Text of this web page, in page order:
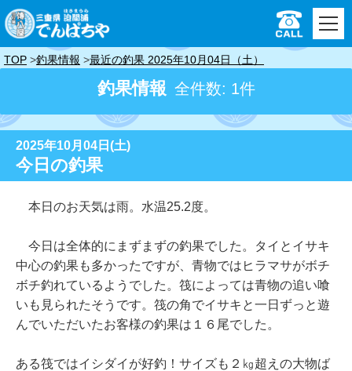
TOP 釣果情報 最近の釣果 2025年10月04日（土）
釣果情報 全件数: 1件
2025年10月04日(土)
今日の釣果
本日のお天気は雨。水温25.2度。
今日は全体的にまずまずの釣果でした。タイとイサキ
中心の釣果も多かったですが、青物ではヒラマサがボチ
ボチ釣れているようでした。筏によっては青物の追い喰
いも見られたそうです。筏の角でイサキと一日ずっと遊
んでいただいたお客様の釣果は１６尾でした。
ある筏ではイシダイが好釣！サイズも２㎏超えの大物ば